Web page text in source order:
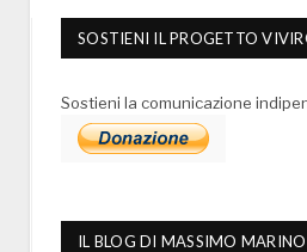
SOSTIENI IL PROGETTO
Sostieni la comunicazione
IL BLOG DI MASSIMO MARINO